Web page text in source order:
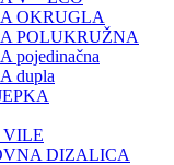
OKRUGLA
POLUKRUŽNA
pojedinačna
dupla
VILE
DIZALICA